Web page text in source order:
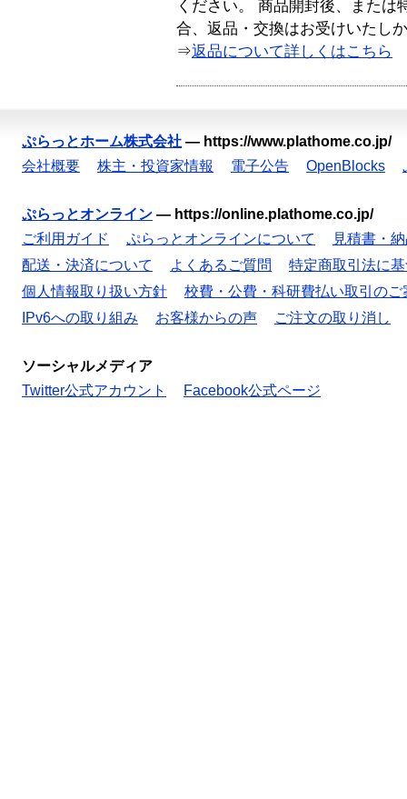
ください。 商品開封後、または
合、返品・交換はお受けいたし
⇒返品について詳しくはこちら
ぷらっとホーム株式会社 — https://www.plathome.co.jp/
会社概要
株主・投資家情報 電子公告 OpenBlocks
ぷらっとオンライン — https://online.plathome.co.jp/
ご利用ガイド
ぷらっとオンラインについて
見積書・
配送・決済について
よくあるご質問
特定商取引法に
個人情報取り扱い方針
校費・公費・科研費払い取引のご
IPv6への取り組み
お客様からの声 ご注文の取り消し
ソーシャルメディア
Twitter公式アカウント
Facebook公式ページ